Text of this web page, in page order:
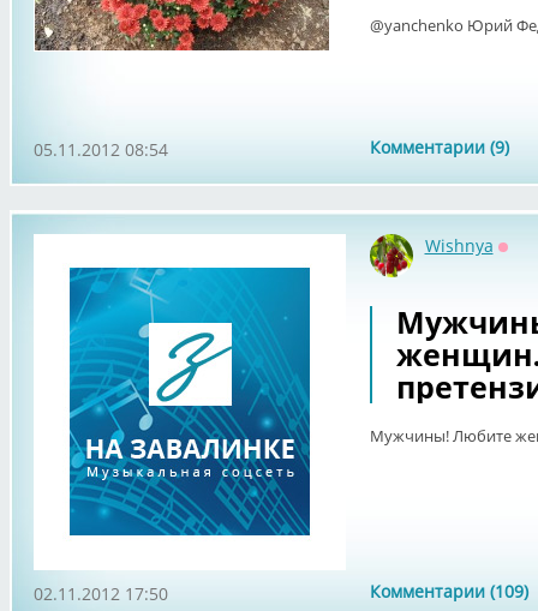
@yanchenko Юрий
Комментарии (9)
05.11.2012 08:54
Wishnya
Мужчины! Любите
Комментарии (109)
02.11.2012 17:50